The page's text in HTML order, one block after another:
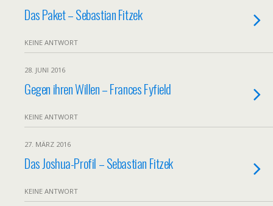
Das Paket – Sebastian Fitzek
KEINE ANTWORT
28. JUNI 2016
Gegen ihren Willen – Frances Fyfield
KEINE ANTWORT
27. MÄRZ 2016
Das Joshua-Profil – Sebastian Fitzek
KEINE ANTWORT